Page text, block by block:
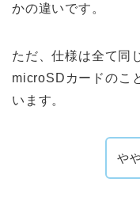
かの違いです。
ただ、仕様は全て同
microSDカードのこ
います。
や